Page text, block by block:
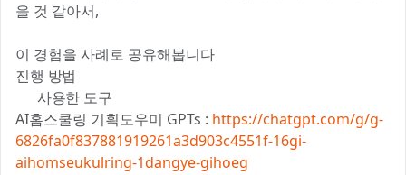
을 것 같아서,
이 경험을 사례로 공유해봅니다 🙌
진행 방법
✅ 사용한 도구
AI홈스쿨링 기획도우미 GPTs : https://chatgpt.com/g/g-
6826fa0f837881919261a3d903c4551f-16gi-
aihomseukulring-1dangye-gihoeg